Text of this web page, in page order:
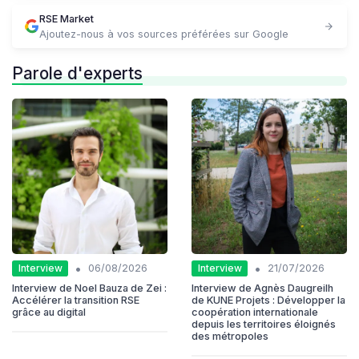
RSE Market
Ajoutez-nous à vos sources préférées sur Google
Parole d'experts
Interview •
06/08/2026
Interview de Noel Bauza de Zei :
Accélérer la transition RSE
grâce au digital
Interview •
21/07/2026
Interview de Agnès Daugreilh
de KUNE Projets : Développer la
coopération internationale
depuis les territoires éloignés
des métropoles